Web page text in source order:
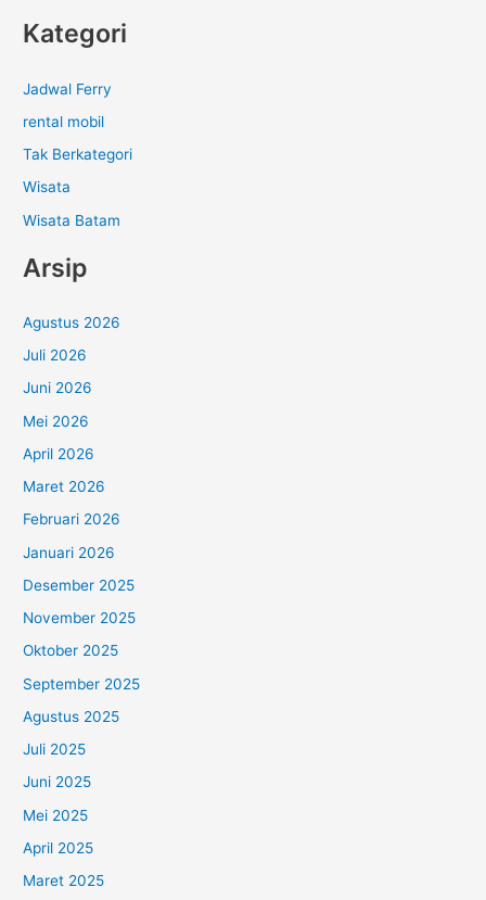
Kategori
Jadwal Ferry
rental mobil
Tak Berkategori
Wisata
Wisata Batam
Arsip
Agustus 2026
Juli 2026
Juni 2026
Mei 2026
April 2026
Maret 2026
Februari 2026
Januari 2026
Desember 2025
November 2025
Oktober 2025
September 2025
Agustus 2025
Juli 2025
Juni 2025
Mei 2025
April 2025
Maret 2025